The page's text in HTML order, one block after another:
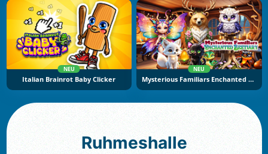
NEU
Italian Brainrot Baby Clicker
NEU
Mysterious Familiars Enchanted Bestiary
Ruhmeshalle